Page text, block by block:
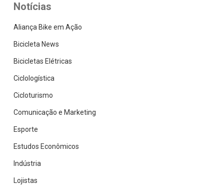
Notícias
Aliança Bike em Ação
Bicicleta News
Bicicletas Elétricas
Ciclologística
Cicloturismo
Comunicação e Marketing
Esporte
Estudos Econômicos
Indústria
Lojistas